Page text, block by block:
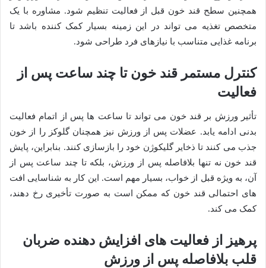
همچنین سطح قند خون قبل از فعالیت تنظیم شود. مشاوره با یک
متخصص تغذیه می تواند در این زمینه بسیار کمک کننده باشد تا
برنامه غذایی متناسب با نیازهای فرد طراحی شود.
کنترل مستمر قند خون تا چند ساعت پس از
فعالیت
تأثیر ورزش بر قند خون می تواند تا ساعت ها پس از اتمام فعالیت
بدنی ادامه یابد. عضلات پس از ورزش نیز همچنان گلوکز را از خون
جذب می کنند تا ذخایر گلیکوژن خود را بازسازی کنند. بنابراین، پایش
قند خون نه تنها بلافاصله پس از ورزش، بلکه تا چند ساعت پس از
آن، به ویژه قبل از خواب، بسیار مهم است. این کار به شناسایی افت
های احتمالی قند خون که ممکن است به صورت تأخیری رخ دهند،
کمک می کند.
پرهیز از فعالیت های افزایش دهنده ضربان
قلب بلافاصله پس از ورزش